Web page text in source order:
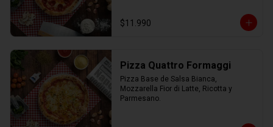
$11.990
Pizza Quattro Formaggi
Pizza Base de Salsa Bianca,
Mozzarella Fior di Latte, Ricotta y
Parmesano.